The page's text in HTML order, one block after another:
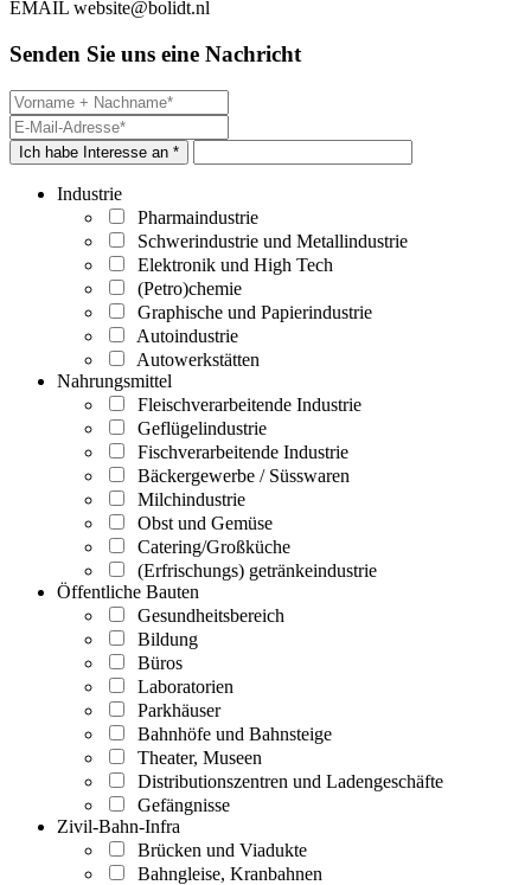
EMAIL website@bolidt.nl
Senden Sie uns eine Nachricht
Ich habe Interesse an *
Industrie
Pharmaindustrie
Schwerindustrie und Metallindustrie
Elektronik und High Tech
(Petro)chemie
Graphische und Papierindustrie
Autoindustrie
Autowerkstätten
Nahrungsmittel
Fleischverarbeitende Industrie
Geflügelindustrie
Fischverarbeitende Industrie
Bäckergewerbe / Süsswaren
Milchindustrie
Obst und Gemüse
Catering/Großküche
(Erfrischungs) getränkeindustrie
Öffentliche Bauten
Gesundheitsbereich
Bildung
Büros
Laboratorien
Parkhäuser
Bahnhöfe und Bahnsteige
Theater, Museen
Distributionszentren und Ladengeschäfte
Gefängnisse
Zivil-Bahn-Infra
Brücken und Viadukte
Bahngleise, Kranbahnen